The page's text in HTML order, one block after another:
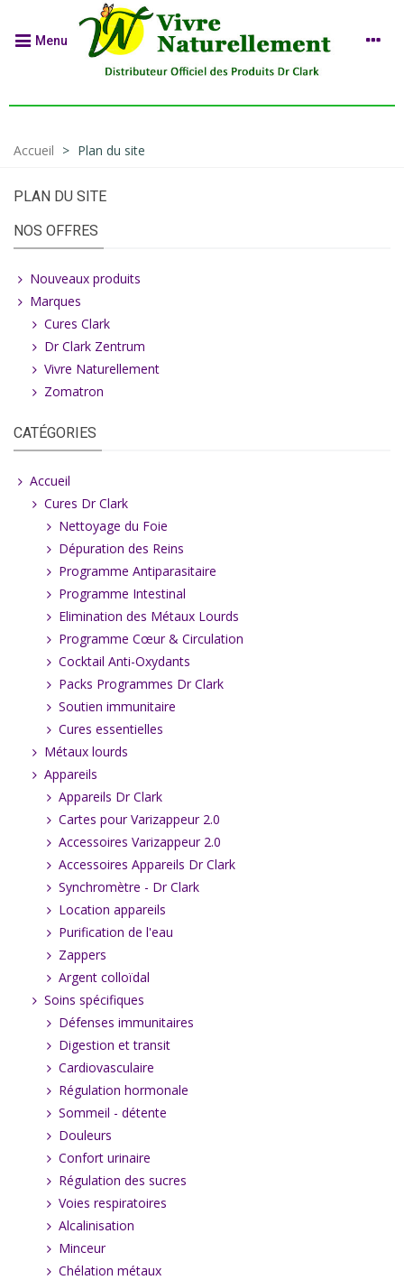
Menu
Accueil > Plan du site
PLAN DU SITE
NOS OFFRES
Nouveaux produits
Marques
Cures Clark
Dr Clark Zentrum
Vivre Naturellement
Zomatron
CATÉGORIES
Accueil
Cures Dr Clark
Nettoyage du Foie
Dépuration des Reins
Programme Antiparasitaire
Programme Intestinal
Elimination des Métaux Lourds
Programme Cœur & Circulation
Cocktail Anti-Oxydants
Packs Programmes Dr Clark
Soutien immunitaire
Cures essentielles
Métaux lourds
Appareils
Appareils Dr Clark
Cartes pour Varizappeur 2.0
Accessoires Varizappeur 2.0
Accessoires Appareils Dr Clark
Synchromètre - Dr Clark
Location appareils
Purification de l'eau
Zappers
Argent colloïdal
Soins spécifiques
Défenses immunitaires
Digestion et transit
Cardiovasculaire
Régulation hormonale
Sommeil - détente
Douleurs
Confort urinaire
Régulation des sucres
Voies respiratoires
Alcalinisation
Minceur
Chélation métaux